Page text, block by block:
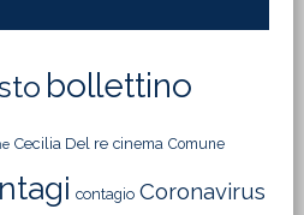
bollettino
Cecilia Del re cinema Comune
contagio Coronavirus